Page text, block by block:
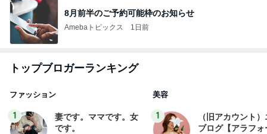
8月前半のご予約可能枠のお知らせ
Amebaトピックス 1日前
トップブロガーランキング
ファッション
1
妻です。ママです。女
です。
美容
1
（旧アカウント
ブログ【アラフォ